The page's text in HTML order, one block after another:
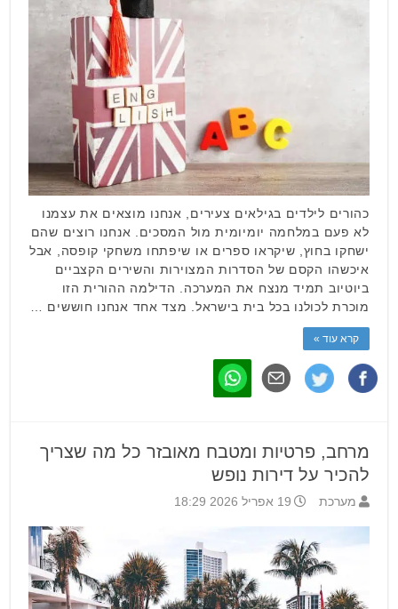
כהורים לילדים בגילאים צעירים, אנחנו מוצאים את עצמנו
לא פעם במלחמה יומיומית מול המסכים. אנחנו רוצים שהם
ישחקו בחוץ, שיקראו ספרים או שיפתחו משחקי קופסה, אבל
איכשהו הקסם של הסדרות המצוירות והשירים הקצביים
ביוטיוב תמיד מנצח את המערכה. הדילמה ההורית הזו
מוכרת לכולנו בכל בית בישראל. מצד אחד אנחנו חוששים …
קרא עוד »
מרחב, פרטיות ומטבח מאובזר כל מה שצריך
להכיר על דירות נופש
מערכת 19 אפריל 2026 18:29